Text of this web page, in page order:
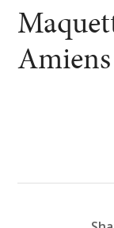
Amiens